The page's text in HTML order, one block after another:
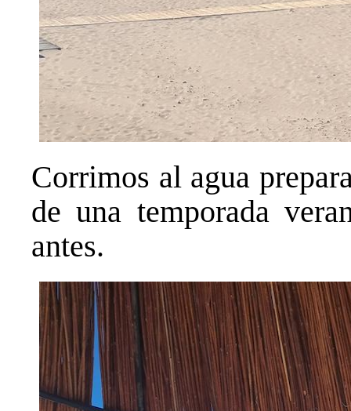
Corrimos al agua
de una temporada
antes.